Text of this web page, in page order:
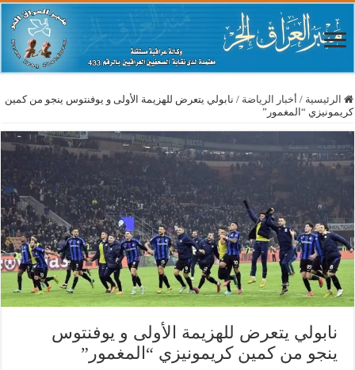
الرئيسية / أخبار الرياضة / نابولي يتعرض للهزيمة الأولى و يوفنتوس ينجو من كمين
كريمونيزي “المغمور”
نابولي يتعرض للهزيمة الأولى و يوفنتوس
ينجو من كمين كريمونيزي “المغمور”